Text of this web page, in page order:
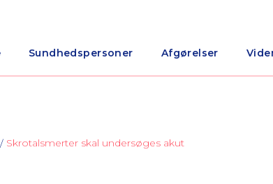
Sundhedspersoner Afgørelser
Skrotalsmerter skal undersøges akut